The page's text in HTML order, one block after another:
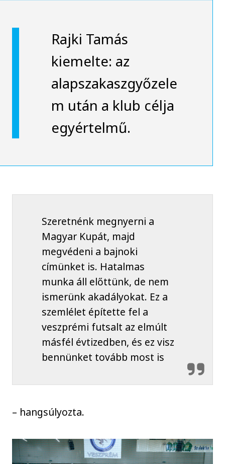
Rajki Tamás
kiemelte: az
alapszakaszgyőzele
m után a klub célja
egyértelmű.
Szeretnénk megnyerni a
Magyar Kupát, majd
megvédeni a bajnoki
címünket is. Hatalmas
munka áll előttünk, de nem
ismerünk akadályokat. Ez a
szemlélet építette fel a
veszprémi futsalt az elmúlt
másfél évtizedben, és ez visz
bennünket tovább most is
– hangsúlyozta.